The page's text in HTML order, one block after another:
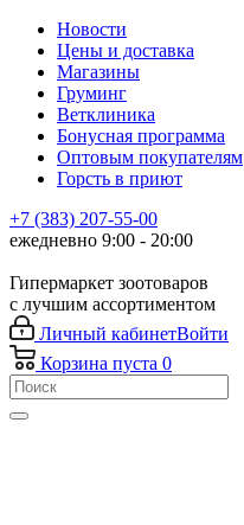
Новости
Цены и доставка
Магазины
Груминг
Ветклиника
Бонусная программа
Оптовым покупателям
Горсть в приют
+7 (383) 207-55-00
ежедневно 9:00 - 20:00
Гипермаркет зоотоваров
с лучшим ассортиментом
Личный кабинетВойти
Корзина пуста 0